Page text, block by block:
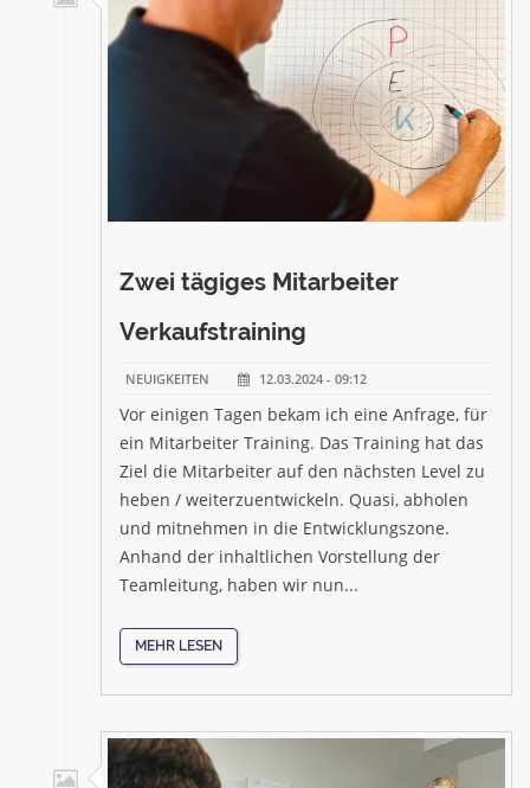
Zwei tägiges Mitarbeiter
Verkaufstraining
NEUIGKEITEN 12.03.2024 - 09:12
Vor einigen Tagen bekam ich eine Anfrage, für
ein Mitarbeiter Training. Das Training hat das
Ziel die Mitarbeiter auf den nächsten Level zu
heben / weiterzuentwickeln. Quasi, abholen
und mitnehmen in die Entwicklungszone.
Anhand der inhaltlichen Vorstellung der
Teamleitung, haben wir nun...
MEHR LESEN